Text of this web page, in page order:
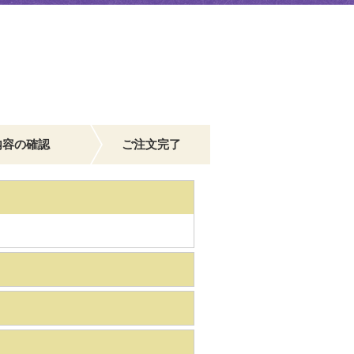
の確認 ご注文完了